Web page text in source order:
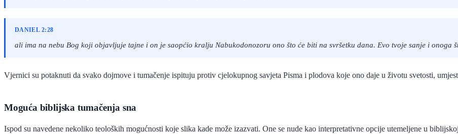
DANIEL 2:28
ali ima na nebu Bog koji objavljuje tajne i on je saopćio kralju Nabukodonozoru ono što će biti na svršetku dana. Evo tvoje sanje i onoga
Vjernici su potaknuti da svako dojmove i tumačenje ispituju protiv cjelokupnog savjeta Pisma i plodova koje ono daje u životu svetosti,
Moguća biblijska tumačenja sna
Ispod su navedene nekoliko teoloških mogućnosti koje slika kade može izazvati. One se nude kao interpretativne opcije utemeljene u